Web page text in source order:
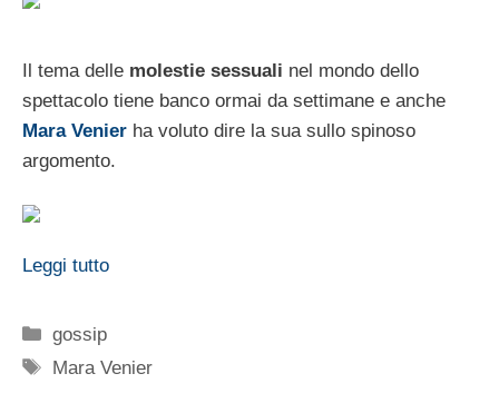
Il tema delle molestie sessuali nel mondo dello
spettacolo tiene banco ormai da settimane e anche
Mara Venier ha voluto dire la sua sullo spinoso
argomento.
Leggi tutto
Categorie
gossip
Tag
Mara Venier